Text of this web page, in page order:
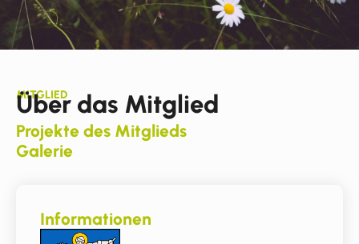
MITGLIED
Über das Mitglied
Projekte des Mitglieds
Galerie
Informationen